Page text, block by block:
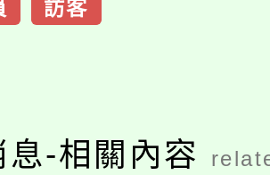
訪客
息-相關內容